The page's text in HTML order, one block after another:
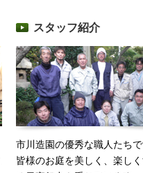
スタッフ紹介
市川造園の優秀な職人たち
皆様のお庭を美しく、楽し